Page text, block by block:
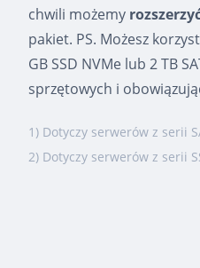
chwili możemy
pakiet. PS. Możesz
GB SSD NVMe lub 2 TB
sprzętowych i
1) Dotyczy serwerów z serii
2) Dotyczy serwerów z serii